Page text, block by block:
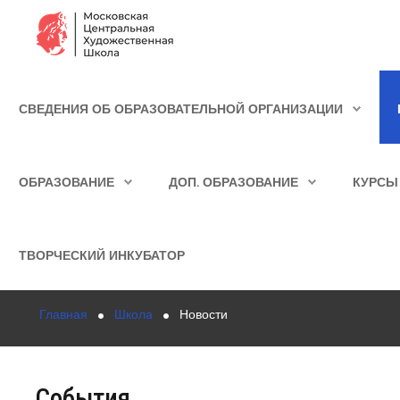
Образование
СВЕДЕНИЯ ОБ ОБРАЗОВАТЕЛЬНОЙ ОРГАНИЗАЦИИ
ОБРАЗОВАНИЕ ДОП. ОБРАЗОВАНИЕ
ТВОРЧЕСКИЙ ИНКУБАТОР
Главная Школа Новости